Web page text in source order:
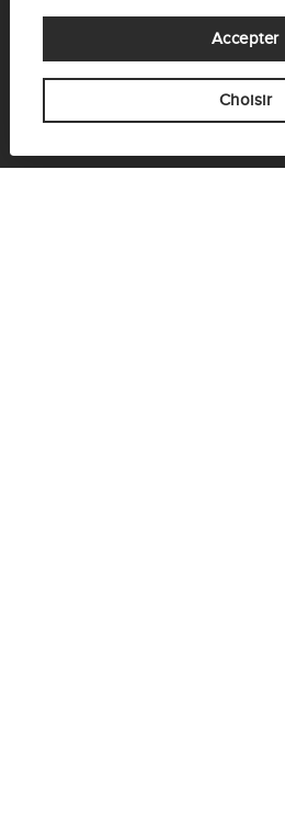
Accepter
Choisir
Paris 10
Paris 10 FREDeLION
Paris 10 FREDeLION